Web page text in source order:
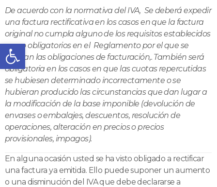
Abrir barra de herramientas
De acuerdo con la normativa del IVA, Se deberá expedir
una factura rectificativa en los casos en que la factura
original no cumpla alguno de los requisitos establecidos
como obligatorios en el Reglamento por el que se
regulan las obligaciones de facturación,. También será
obligatoria en los casos en que las cuotas repercutidas
se hubiesen determinado incorrectamente o se
hubieran producido las circunstancias que dan lugar a
la modificación de la base imponible (devolución de
envases o embalajes, descuentos, resolución de
operaciones, alteración en precios o precios
provisionales, impagos).
En alguna ocasión usted se ha visto obligado a rectificar
una factura ya emitida. Ello puede suponer un aumento
o una disminución del IVA que debe declararse a